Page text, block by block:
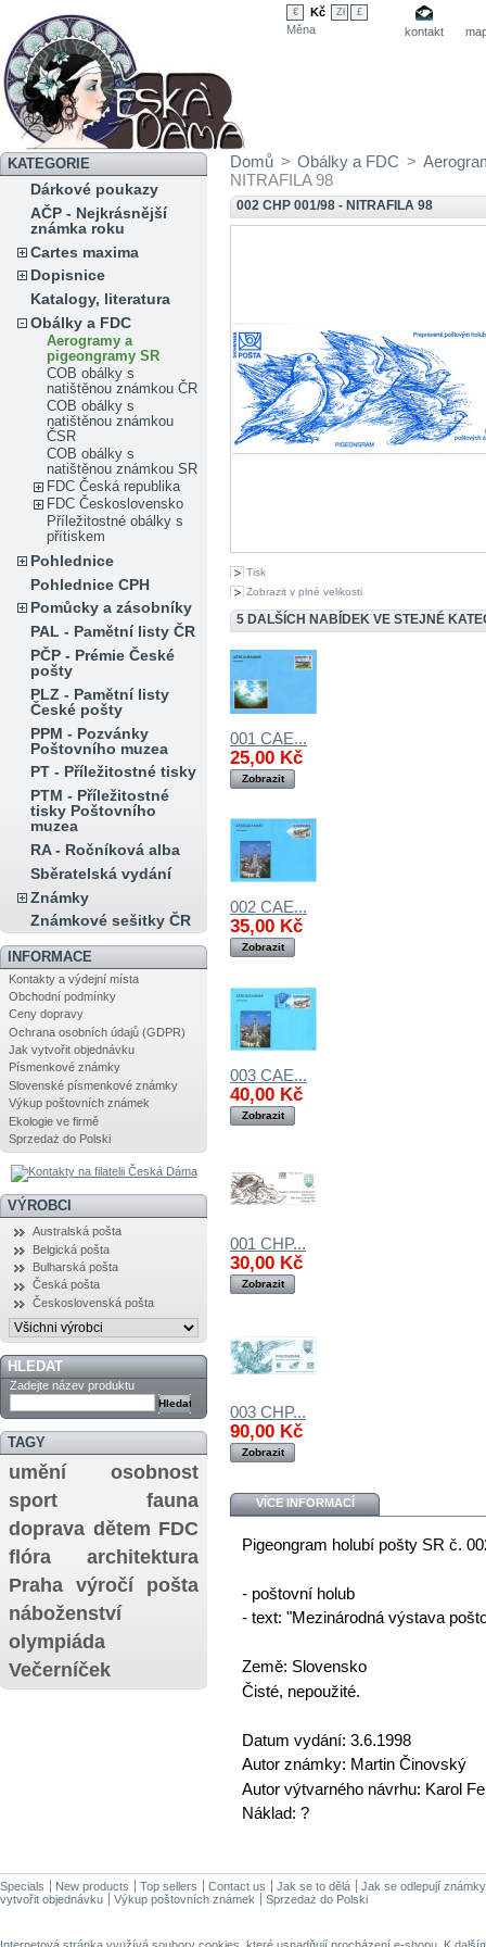
€ Kč Zł £
Měna kontakt
KATEGORIE
Dárkové poukazy
AČP - Nejkrásnější
známka roku
Cartes maxima
Dopisnice
Katalogy, literatura
Obálky a FDC
Aerogramy a
pigeongramy SR
COB obálky s
natištěnou známkou ČR
COB obálky s
natištěnou známkou
ČSR
COB obálky s
natištěnou známkou SR
FDC Česká republika
FDC Československo
Příležitostné obálky s
přítiskem
Pohlednice
Pohlednice CPH
Pomůcky a zásobníky
PAL - Pamětní listy ČR
PČP - Prémie České
pošty
PLZ - Pamětní listy
České pošty
PPM - Pozvánky
Poštovního muzea
PT - Příležitostné tisky
PTM - Příležitostné
tisky Poštovního
muzea
RA - Ročníková alba
Sběratelská vydání
Známky
Známkové sešitky ČR
INFORMACE
Kontakty a výdejní místa
Obchodní podmínky
Ceny dopravy
Ochrana osobních údajů (GDPR)
Jak vytvořit objednávku
Písmenkové známky
Slovenské písmenkové známky
Výkup poštovních známek
Ekologie ve firmě
Sprzedaż do Polski
VÝROBCI
Australská pošta
Belgická pošta
Bulharská pošta
Česká pošta
Československá pošta
HLEDAT
Zadejte název produktu
TAGY
umění
osobnost
sport
fauna
doprava dětem FDC
flóra
architektura
Praha
výročí
pošta
náboženství
olympiáda
Večerníček
Domů > Obálky a FDC >
NITRAFILA 98
002 CHP 001/98 - NITRAFILA 98
Tisk
Zobrazit v plné velikosti
5 DALŠÍCH NABÍDEK VE STEJNÉ
001 CAE...
25,00 Kč
Zobrazit
002 CAE...
35,00 Kč
Zobrazit
003 CAE...
40,00 Kč
Zobrazit
001 CHP...
30,00 Kč
Zobrazit
003 CHP...
90,00 Kč
Zobrazit
VÍCE INFORMACÍ
Pigeongram holubí pošty SR č.
- poštovní holub
- text: "Mezinárodná výstava
Země: Slovensko
Čisté, nepoužité.
Datum vydání: 3.6.1998
Autor známky: Martin Činovský
Autor výtvarného návrhu: Karol
Náklad: ?
Specials New products Top sellers Contact us Jak se to dělá
Jak se odlepují známky
vytvořit objednávku
Výkup poštovních známek Sprzedaż do Polski